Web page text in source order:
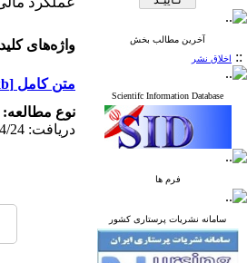
آخرین مطالب بخش
:: اخلاق نشر
Scientifc Information Database
فرم ها
سامانه نشریات پرستاری کشور
واژه‌های
متن کامل [PDF 392 kb]
نوع مطالعه:
دریافت: 1402/4/24 | پذیرش: 1402/5/8 | انتشار: 1402/4/10